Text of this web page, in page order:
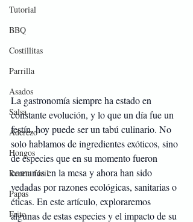
Tutorial
BBQ
Costillitas
Parrilla
Asados
Salsa
Aderezo
Hongos
Receta fácil
Papas
Frito
La gastronomía siempre ha estado en
constante evolución, y lo que un día fue un
festín, hoy puede ser un tabú culinario. No
solo hablamos de ingredientes exóticos, sino
de especies que en su momento fueron
comunes en la mesa y ahora han sido
vedadas por razones ecológicas, sanitarias o
éticas. En este artículo, exploraremos
algunas de estas especies y el impacto de su